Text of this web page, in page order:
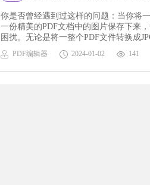
你是否曾经遇到过这样的问题：当你将
一份精美的PDF文档中的图片保存下来
困扰。无论是将一整个PDF文件转换成
定。不需要任何复杂的软件或技巧，只
来看看吧！pdf转换成jpg图片福昕PDF
PDF编辑器 2024-01-02 141